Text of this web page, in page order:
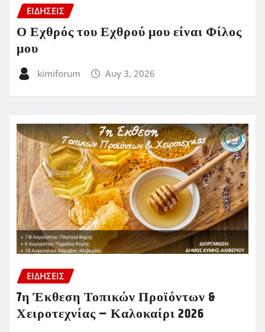
ΕΙΔΗΣΕΙΣ
Ο Εχθρός του Εχθρού μου είναι Φίλος
μου
kimiforum Αυγ 3, 2026
ΕΙΔΗΣΕΙΣ
7η Έκθεση Τοπικών Προϊόντων &
Χειροτεχνίας – Καλοκαίρι 2026